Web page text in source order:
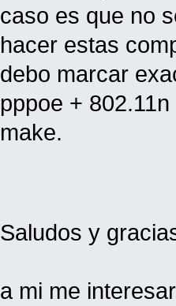
caso es que no
hacer estas
debo marcar
pppoe +
make.
Saludos y
a mi me